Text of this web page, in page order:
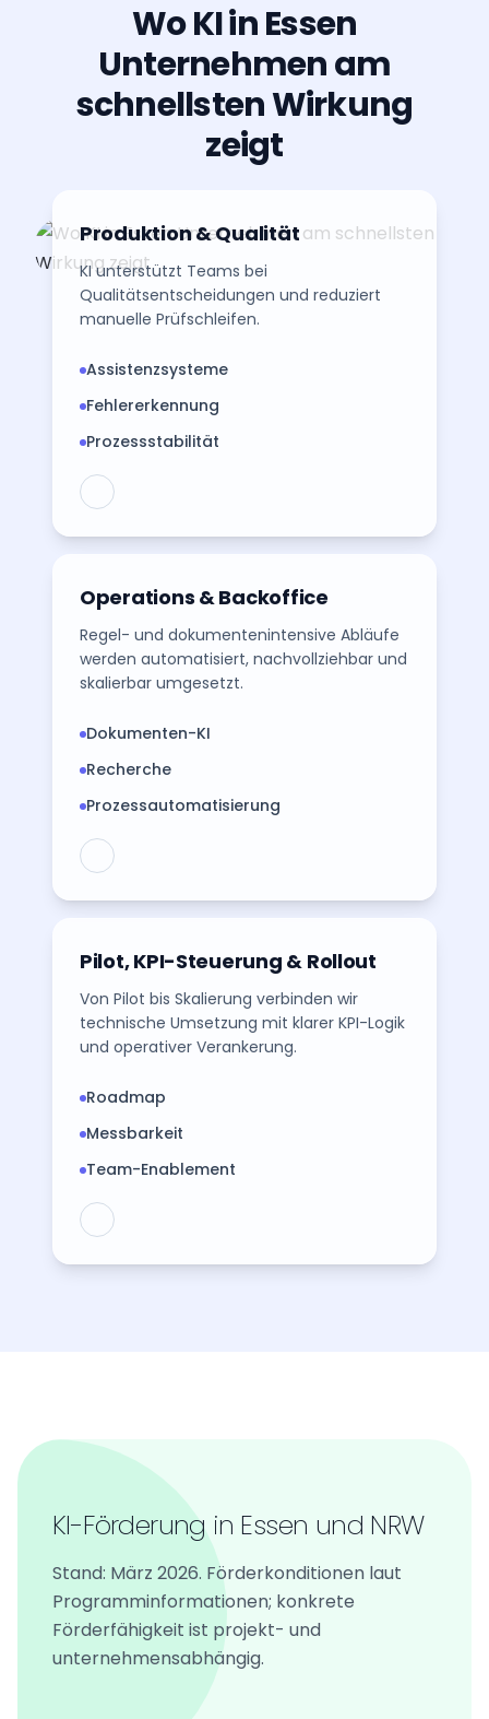
Wo KI in Essen
Unternehmen am
schnellsten Wirkung
zeigt
Produktion & Qualität
KI unterstützt Teams bei
Qualitätsentscheidungen und reduziert
manuelle Prüfschleifen.
Assistenzsysteme
Fehlererkennung
Prozessstabilität
Operations & Backoffice
Regel- und dokumentenintensive Abläufe
werden automatisiert, nachvollziehbar und
skalierbar umgesetzt.
Dokumenten-KI
Recherche
Prozessautomatisierung
Pilot, KPI-Steuerung & Rollout
Von Pilot bis Skalierung verbinden wir
technische Umsetzung mit klarer KPI-Logik
und operativer Verankerung.
Roadmap
Messbarkeit
Team-Enablement
KI-Förderung in Essen und NRW
Stand: März 2026. Förderkonditionen laut
Programminformationen; konkrete
Förderfähigkeit ist projekt- und
unternehmensabhängig.